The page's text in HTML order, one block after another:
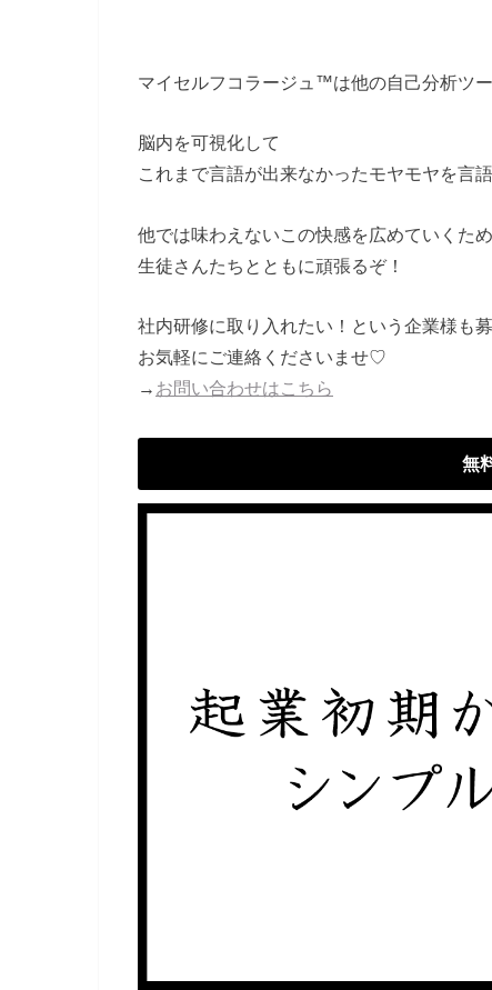
マイセルフコラージュ™は他の自己分析ツ
脳内を可視化して
これまで言語が出来なかったモヤモヤを言
他では味わえないこの快感を広めていくた
生徒さんたちとともに頑張るぞ！
社内研修に取り入れたい！という企業様も
お気軽にご連絡くださいませ♡
→ お問い合わせはこちら
無